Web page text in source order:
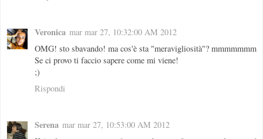
Veronica mar mar 27, 10:32:00 AM 2012
OMG! sto sbavando! ma cos'è sta "meravigliosità"? mmmmmmm
Se ci provo ti faccio sapere come mi viene!
;)
Rispondi
Serena mar mar 27, 10:53:00 AM 2012